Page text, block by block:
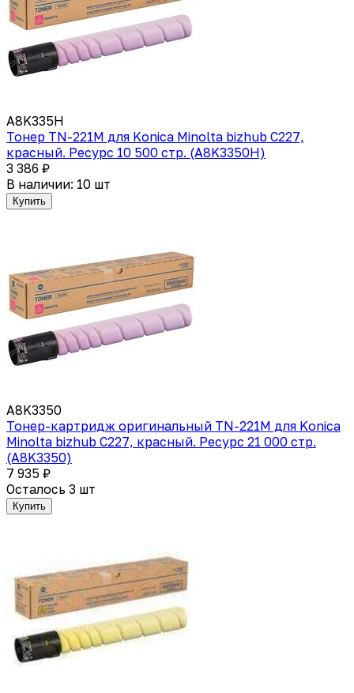
A8K335H
Тонер TN-221M для Konica Minolta bizhub C227,
красный. Ресурс 10 500 стр. (A8K3350H)
3 386 ₽
В наличии: 10 шт
Купить
A8K3350
Тонер-картридж оригинальный TN-221M для Konica
Minolta bizhub C227, красный. Ресурс 21 000 стр.
(A8K3350)
7 935 ₽
Осталось 3 шт
Купить